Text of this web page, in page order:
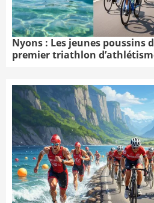
Nyons : Les jeunes poussins
premier triathlon